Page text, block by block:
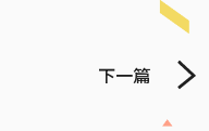
下一篇